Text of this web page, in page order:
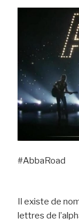
#AbbaRoad
Il existe de
lettres de